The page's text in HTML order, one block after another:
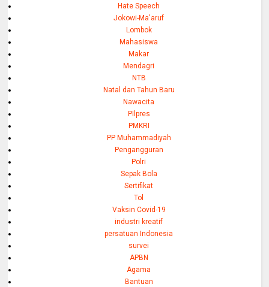
Hate Speech
Jokowi-Ma'aruf
Lombok
Mahasiswa
Makar
Mendagri
NTB
Natal dan Tahun Baru
Nawacita
PIlpres
PMKRI
PP Muhammadiyah
Pengangguran
Polri
Sepak Bola
Sertifikat
Tol
Vaksin Covid-19
industri kreatif
persatuan Indonesia
survei
APBN
Agama
Bantuan